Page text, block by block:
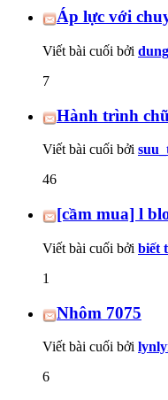
Áp lực với
Viết bài cuối bởi
7
Hành trình
Viết bài cuối bởi
46
[cầm mua] l
Viết bài cuối bởi biết
1
Nhôm 7075
Viết bài cuối bởi
6